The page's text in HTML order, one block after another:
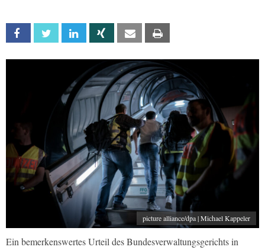
Facebook Twitter Linkedin Xing Email
picture alliance/dpa | Michael Kappeler
Ein bemerkenswertes Urteil des Bundesverwaltungsgerichts in